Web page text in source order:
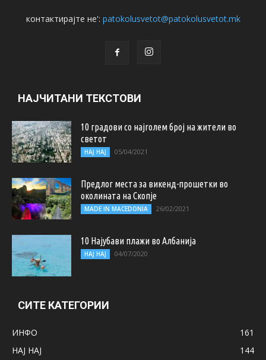
контактирајте не': patokolusvetot@patokolusvetot.mk
НАЈЧИТАНИ ТЕКСТОВИ
10 градови со најголем број на жители во
светот
НАЈ НАЈ 05/04/2021
Предлог места за викенд-прошетки во
околината на Скопје
MADE IN MACEDONIA 26/02/2021
10 Најубави плажи во Албанија
НАЈ НАЈ 04/07/2020
СИТЕ КАТЕГОРИИ
ИНФО
161
НАЈ НАЈ
144